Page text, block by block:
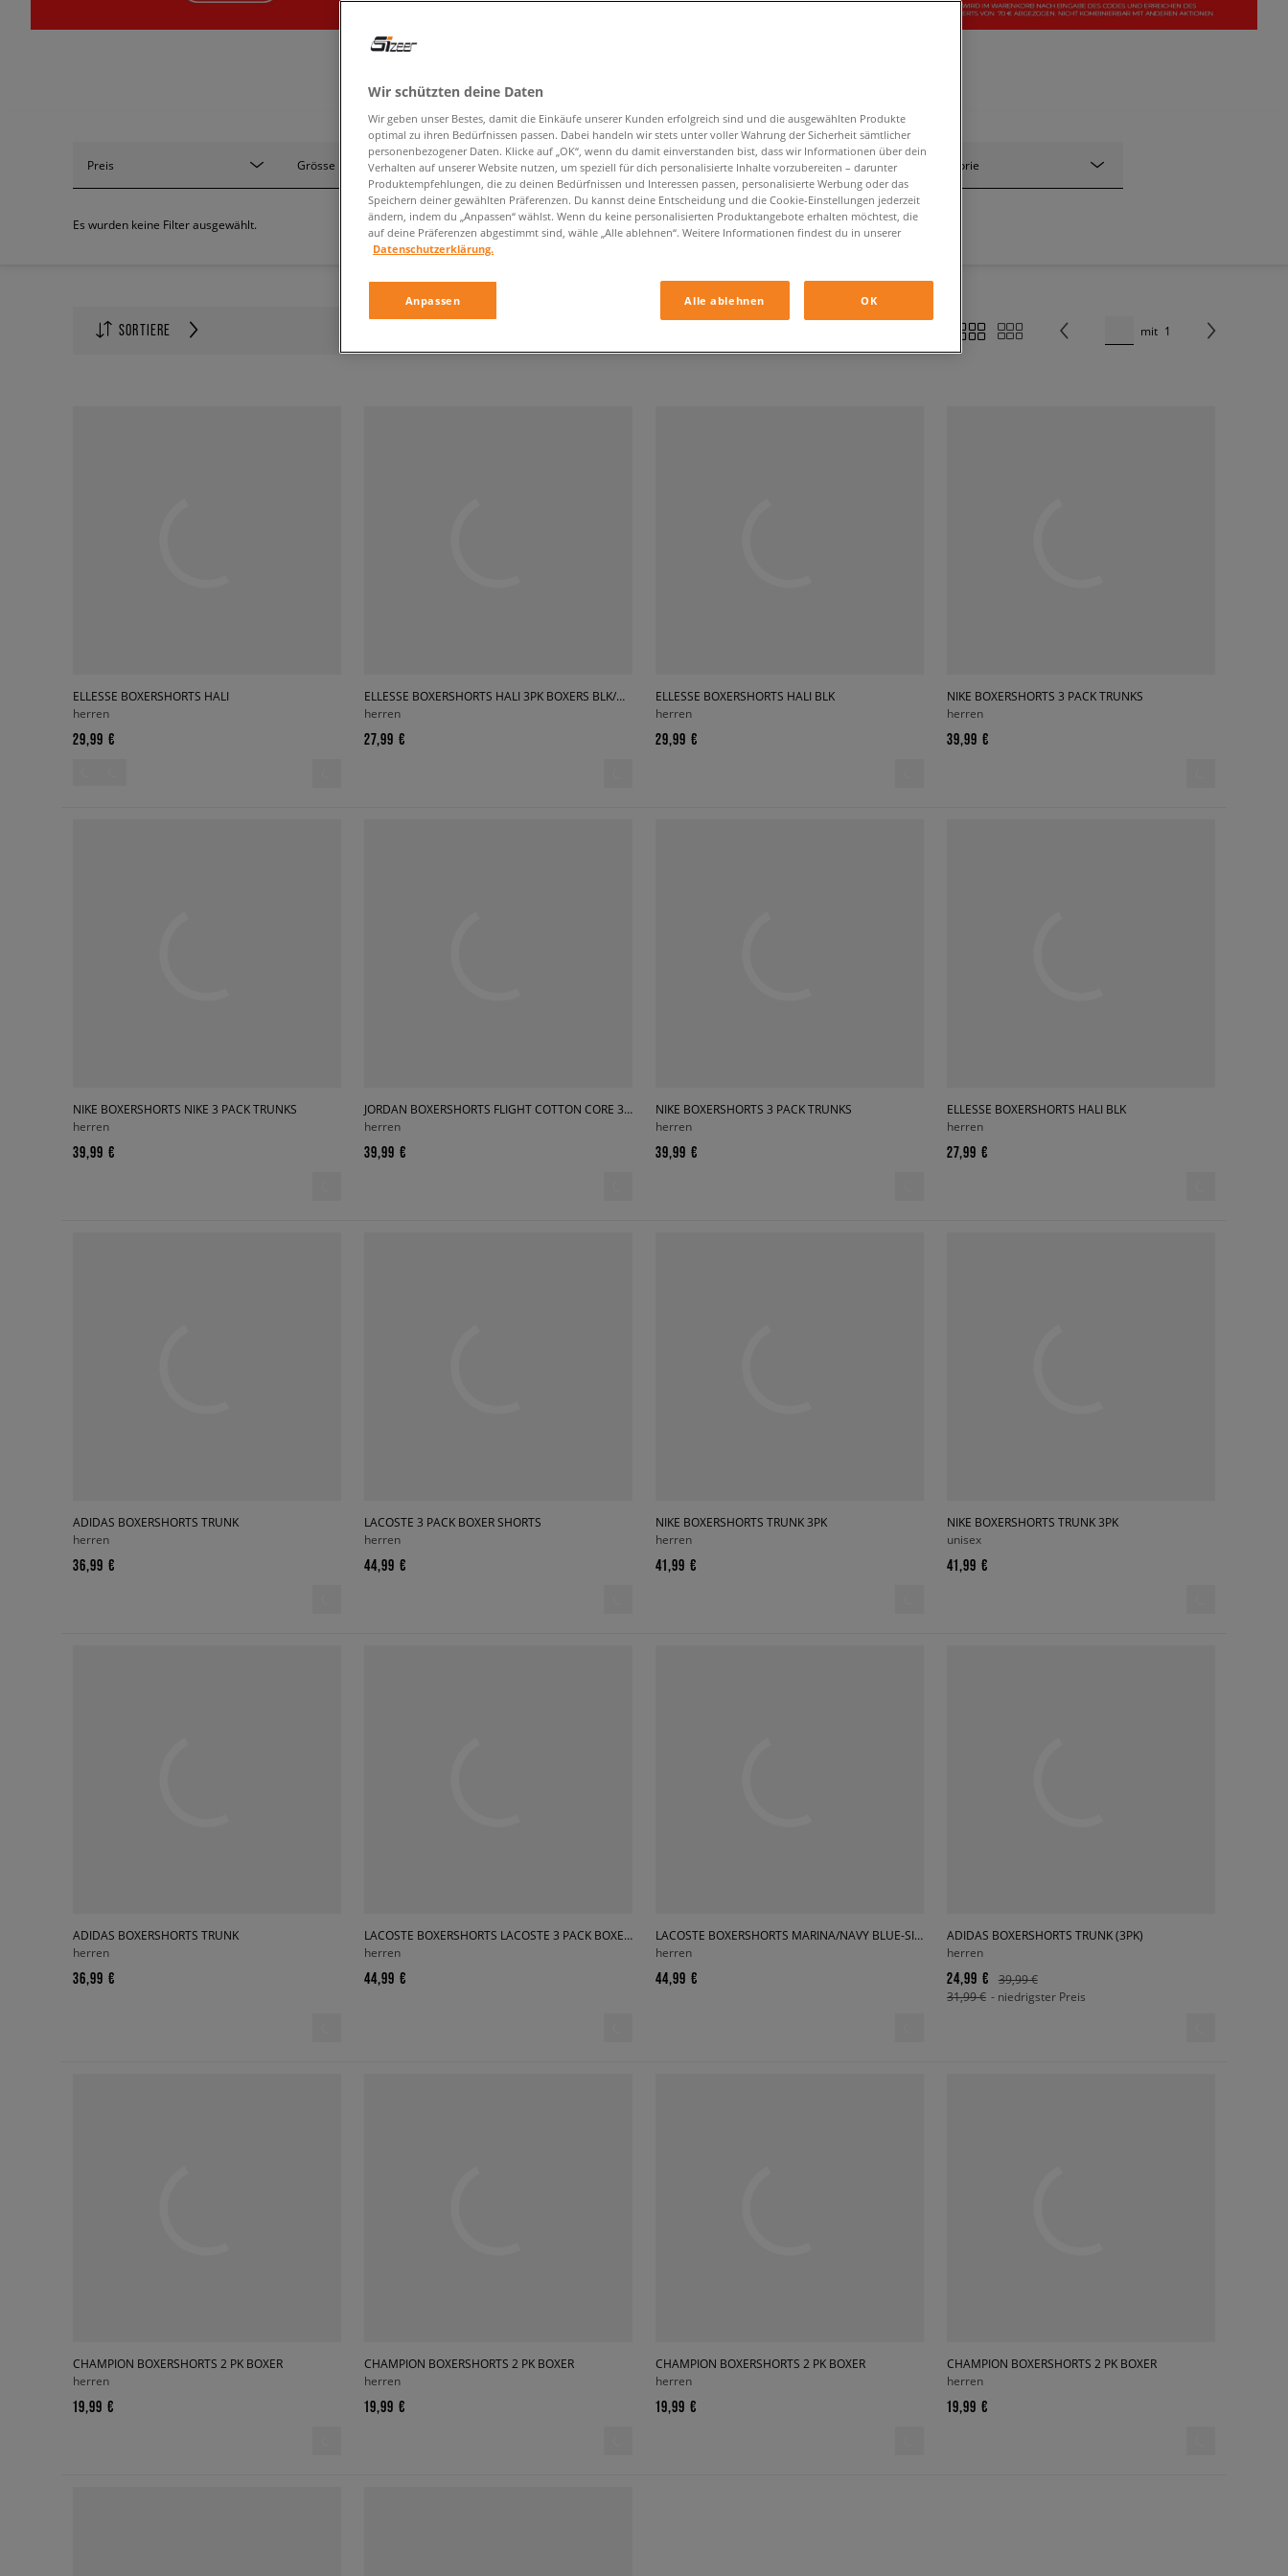
SORTIERE
Anzahl auf der Seite
mit 1
Preis Grösse Marke Farbe Kategorie
Es wurden keine Filter ausgewählt.
ELLESSE BOXERSHORTS HALI
herren
29,99 €
ELLESSE BOXERSHORTS HALI 3PK BOXERS BLK/GREY/NAVY
herren
27,99 €
ELLESSE BOXERSHORTS HALI BLK
herren
29,99 €
NIKE BOXERSHORTS 3 PACK TRUNKS
herren
39,99 €
NIKE BOXERSHORTS NIKE 3 PACK TRUNKS
herren
39,99 €
JORDAN BOXERSHORTS FLIGHT COTTON CORE 3PK BB
herren
39,99 €
NIKE BOXERSHORTS 3 PACK TRUNKS
herren
39,99 €
ELLESSE BOXERSHORTS HALI BLK
herren
27,99 €
ADIDAS BOXERSHORTS TRUNK
herren
36,99 €
LACOSTE 3 PACK BOXER SHORTS
herren
44,99 €
NIKE BOXERSHORTS TRUNK 3PK
herren
41,99 €
NIKE BOXERSHORTS TRUNK 3PK
unisex
41,99 €
ADIDAS BOXERSHORTS TRUNK
herren
36,99 €
LACOSTE BOXERSHORTS LACOSTE 3 PACK BOXER SHORTS
herren
44,99 €
LACOSTE BOXERSHORTS MARINA/NAVY BLUE-SILVER C
herren
44,99 €
ADIDAS BOXERSHORTS TRUNK (3PK)
herren
24,99 €
39,99 €
31,99 € - niedrigster Preis
CHAMPION BOXERSHORTS 2 PK BOXER
herren
19,99 €
CHAMPION BOXERSHORTS 2 PK BOXER
herren
19,99 €
CHAMPION BOXERSHORTS 2 PK BOXER
herren
19,99 €
CHAMPION BOXERSHORTS 2 PK BOXER
herren
19,99 €
Wir schützten deine Daten
Wir geben unser Bestes, damit die Einkäufe unserer Kunden erfolgreich sind und die ausgewählten Produkte
optimal zu ihren Bedürfnissen passen. Dabei handeln wir stets unter voller Wahrung der Sicherheit sämtlicher
personenbezogener Daten. Klicke auf „OK“, wenn du damit einverstanden bist, dass wir Informationen über dein
Verhalten auf unserer Website nutzen, um speziell für dich personalisierte Inhalte vorzubereiten – darunter
Produktempfehlungen, die zu deinen Bedürfnissen und Interessen passen, personalisierte Werbung oder das
Speichern deiner gewählten Präferenzen. Du kannst deine Entscheidung und die Cookie-Einstellungen jederzeit
ändern, indem du „Anpassen“ wählst. Wenn du keine personalisierten Produktangebote erhalten möchtest, die
auf deine Präferenzen abgestimmt sind, wähle „Alle ablehnen“. Weitere Informationen findest du in unserer
Datenschutzerklärung.
Anpassen Alle ablehnen OK